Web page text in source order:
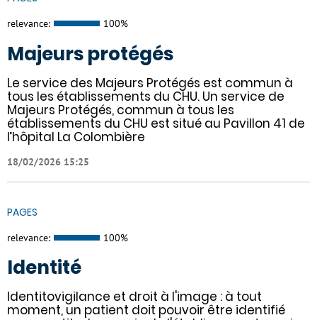
relevance: 100%
Majeurs protégés
Le service des Majeurs Protégés est commun à
tous les établissements du CHU. Un service de
Majeurs Protégés, commun à tous les
établissements du CHU est situé au Pavillon 41 de
l’hôpital La Colombière
18/02/2026 15:25
PAGES
relevance: 100%
Identité
Identitovigilance et droit à l'image : à tout
moment, un patient doit pouvoir être identifié